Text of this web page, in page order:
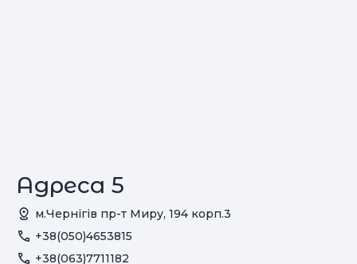
Адреса 5
м.Чернігів пр-т Миру, 194 корп.3
+38(050)4653815
+38(063)7711182